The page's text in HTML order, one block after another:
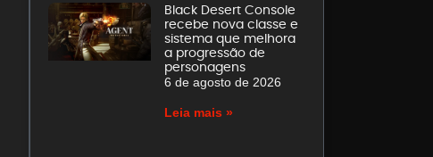
Black Desert Console
recebe nova classe e
sistema que melhora
a progressão de
personagens
6 de agosto de 2026
Leia mais »